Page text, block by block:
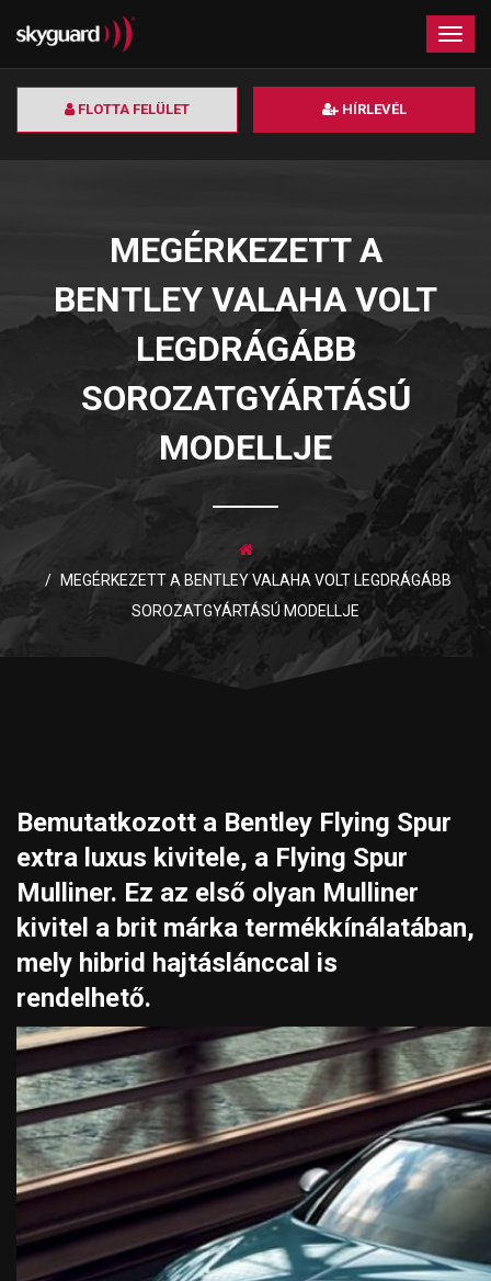
FLOTTA FELÜLET HÍRLEVÉL
×
MEGÉRKEZETT A
BENTLEY VALAHA VOLT
LEGDRÁGÁBB
SOROZATGYÁRTÁSÚ
MODELLJE
MEGÉRKEZETT A BENTLEY VALAHA VOLT LEGDRÁGÁBB
SOROZATGYÁRTÁSÚ MODELLJE
Bemutatkozott a Bentley Flying Spur
extra luxus kivitele, a Flying Spur
Mulliner. Ez az első olyan Mulliner
kivitel a brit márka termékkínálatában,
mely hibrid hajtáslánccal is
rendelhető.